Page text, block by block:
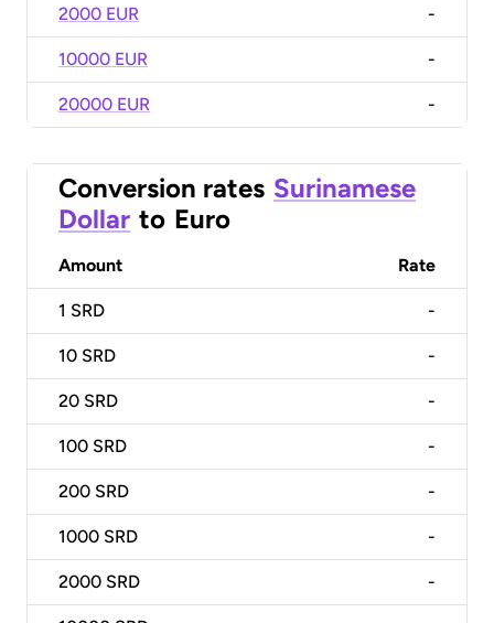
2000 EUR -
10000 EUR -
20000 EUR -
Conversion rates Surinamese
Dollar to Euro
Amount Rate
1 SRD -
10 SRD -
20 SRD -
100 SRD -
200 SRD -
1000 SRD -
2000 SRD -